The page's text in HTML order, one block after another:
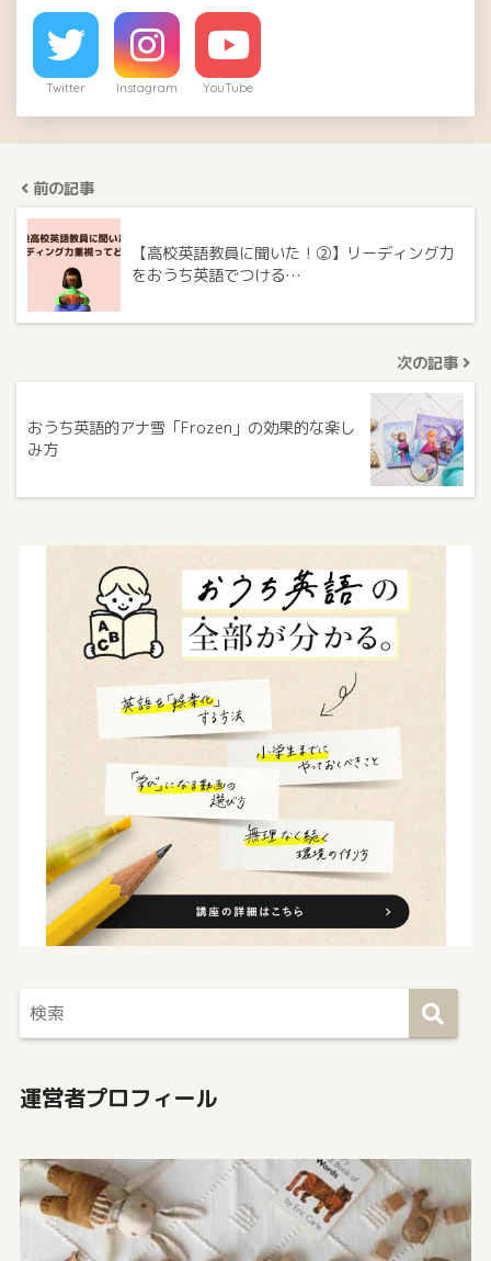
Twitter Instagram YouTube
前の記事
【高校英語教員に聞いた！②】リーディング力
をおうち英語でつける…
次の記事
おうち英語的アナ雪「Frozen」の効果的な楽し
み方
運営者プロフィール